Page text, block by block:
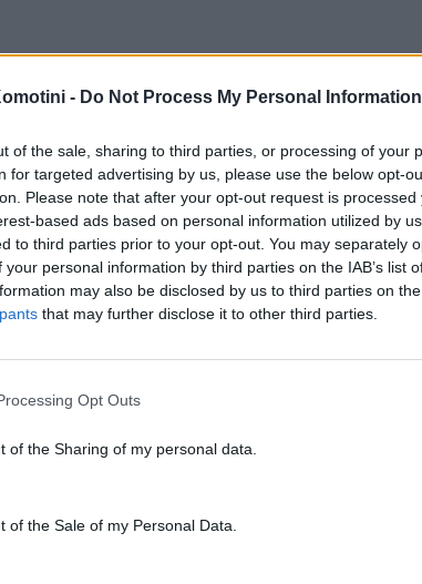
- Do Not Process My Personal Information
of the sale, sharing to third parties, or processing of your
for targeted advertising by us, please use the below opt-
Please note that after your opt-out request is processed
based ads based on personal information utilized by
to third parties prior to your opt-out. You may separately
personal information by third parties on the IAB’s list
may also be disclosed by us to third parties on the
that may further disclose it to other third parties.
Opt Outs
of the Sharing of my personal data.
of the Sale of my Personal Data.